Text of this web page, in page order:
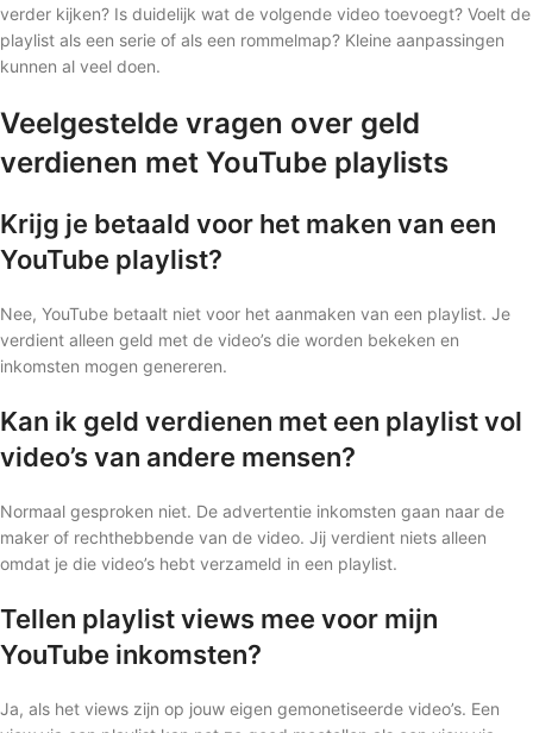
verder kijken? Is duidelijk wat de volgende video toevoegt? Voelt de
playlist als een serie of als een rommelmap? Kleine aanpassingen
kunnen al veel doen.
Veelgestelde vragen over geld
verdienen met YouTube playlists
Krijg je betaald voor het maken van een
YouTube playlist?
Nee, YouTube betaalt niet voor het aanmaken van een playlist. Je
verdient alleen geld met de video’s die worden bekeken en
inkomsten mogen genereren.
Kan ik geld verdienen met een playlist vol
video’s van andere mensen?
Normaal gesproken niet. De advertentie inkomsten gaan naar de
maker of rechthebbende van de video. Jij verdient niets alleen
omdat je die video’s hebt verzameld in een playlist.
Tellen playlist views mee voor mijn
YouTube inkomsten?
Ja, als het views zijn op jouw eigen gemonetiseerde video’s. Een